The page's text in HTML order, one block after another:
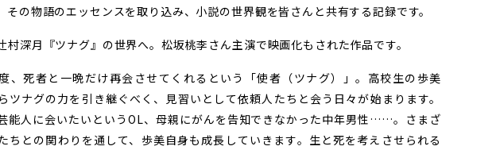
その物語のエッセンスを取り込み、小説の世界観を皆さんと共有する記録です。
深月『ツナグ』の世界へ。松坂桃李さん主演で映画化もされた作品です。
、死者と一晩だけ再会させてくれるという「使者（ツナグ）」。高校生の歩美
ツナグの力を引き継ぐべく、見習いとして依頼人たちと会う日々が始まります。
能人に会いたいというOL、母親にがんを告知できなかった中年男性……。さまざ
ちとの関わりを通して、歩美自身も成長していきます。生と死を考えさせられる